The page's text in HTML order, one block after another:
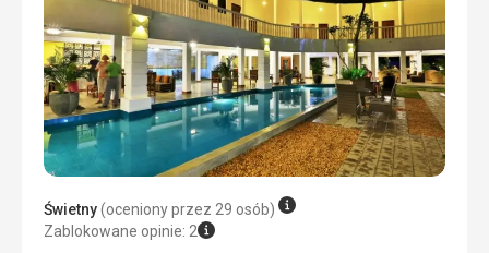
Świetny(oceniony przez 29 osób)
Zablokowane opinie: 2